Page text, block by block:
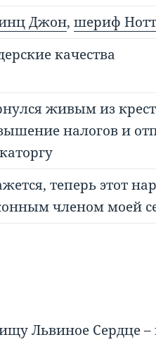
Джон, шериф
качества
живым из
налогов и
теперь этот
членом моей
Львиное Сердце –